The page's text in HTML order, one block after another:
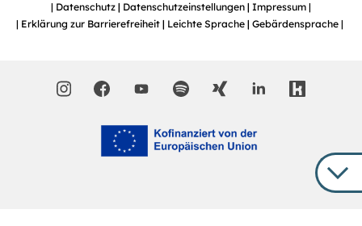
Datenschutz
Datenschutzeinstellungen Impressum
Erklärung zur Barrierefreiheit
Leichte Sprache Gebärdensprache